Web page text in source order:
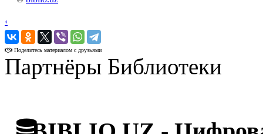
‹
›
Поделитесь материалом с друзьями
Партнёры Библиотеки